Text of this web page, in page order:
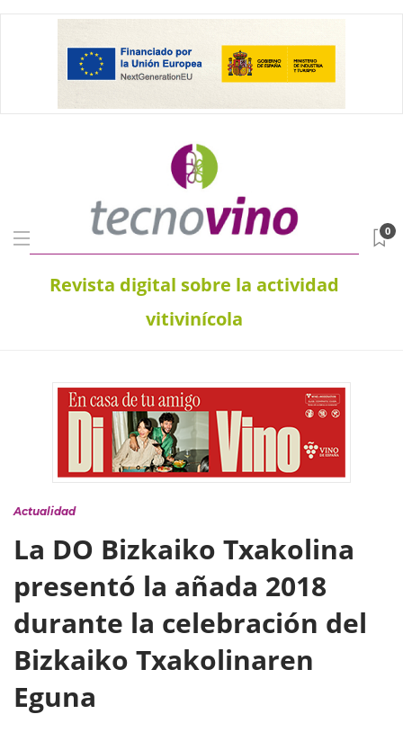
Revista digital sobre la actividad
vitivinícola
0
Actualidad
La DO Bizkaiko Txakolina
presentó la añada 2018
durante la celebración del
Bizkaiko Txakolinaren
Eguna